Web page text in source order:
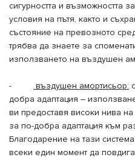
сигурността и възможността
условия на пътя, както и
състояние на превозното
трябва да знаете за
използването на въздушен
- въздушен амортисьор:
добра адаптация –
ви предоставя високи нива
за по-добра адаптация към
Благодарение на тази
всеки един момент да